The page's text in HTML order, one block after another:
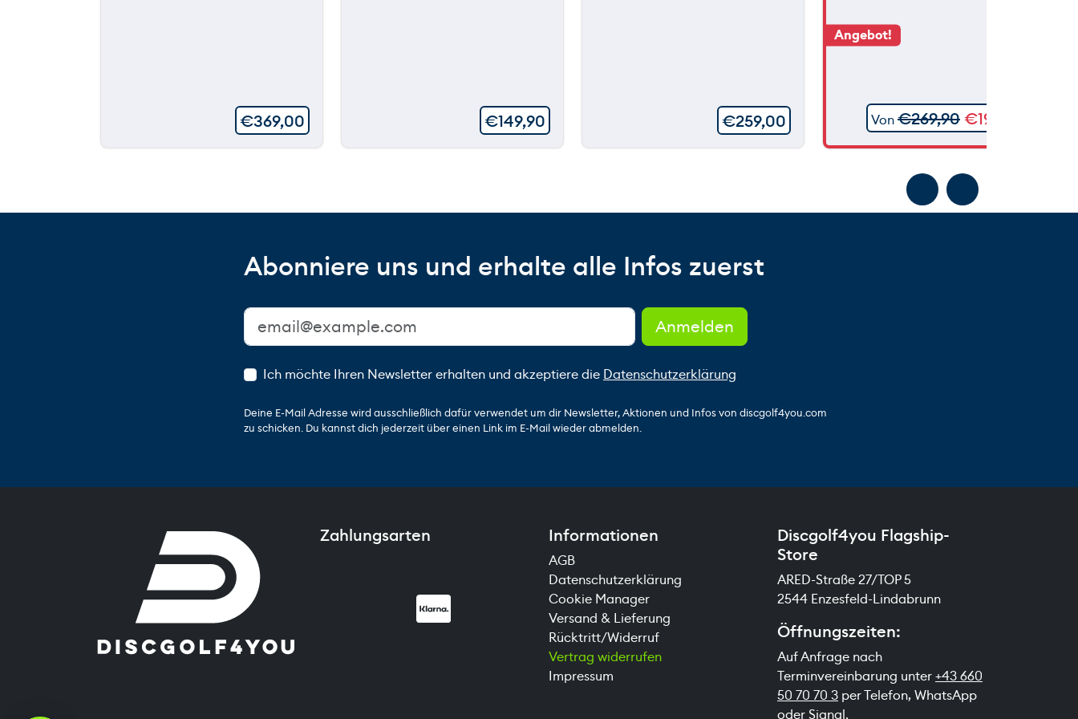
€369,00 €149,90 €259,00
Angebot!
Von€269,90€199,90
Abonniere uns und erhalte alle Infos zuerst
Ich möchte Ihren Newsletter erhalten und akzeptiere die Datenschutzerklärung
Deine E-Mail Adresse wird ausschließlich dafür verwendet um dir Newsletter, Aktionen und Infos von discgolf4you.com
zu schicken. Du kannst dich jederzeit über einen Link im E-Mail wieder abmelden.
Zahlungsarten Informationen
AGB
Datenschutzerklärung
Cookie Manager
Versand & Lieferung
Rücktritt/Widerruf
Vertrag widerrufen
Impressum
Discgolf4you Flagship-
Store
ARED-Straße 27/TOP 5
2544 Enzesfeld-Lindabrunn
Öffnungszeiten:
Auf Anfrage nach
Terminvereinbarung unter+43 660
50 70 70 3 per Telefon, WhatsApp
oder Signal.